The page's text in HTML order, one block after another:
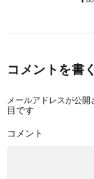
コメントを書く
メールアドレスが公開
目です
コメント